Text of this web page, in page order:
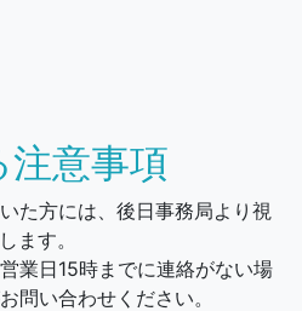
注意事項
た方には、後日事務局より視
ます。
業日15時までに連絡がない場
お問い合わせください。